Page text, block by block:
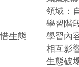
生態
領域：
學習階
學習內
相互影
生態破壞